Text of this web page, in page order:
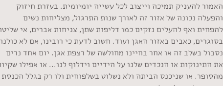
האמור להעניק תמיכה וייצוב לכל עשייה יומיומית. בעזרת חיזוק
והפעלה נכונה של אזור זה לאורך שנות התרגול, מצליחות נשים
להפחית ואף להעלים נזקים כמו דליפות שתן, צניחות אברים, אי
בסוגרים, כאבים באזור האגן ועוד. חשוב לדעת כי רובינו, אם לא
נסבול בשלב זה או אחר בחיינו מחולשה של רצפת אגן. יום אחד נרים
את התינוקות או הנכדים שלנו על הידיים וידלוף לנו... או אפילו
מהסופר. או שניכנס הביתה ולא נשלוט בשלפוחית ולו רק בגלל הכנסת